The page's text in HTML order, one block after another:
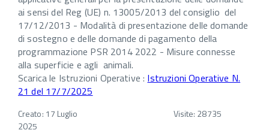
ai sensi del Reg (UE) n. 13005/2013 del consiglio del
17/12/2013 - Modalità di presentazione delle domande
di sostegno e delle domande di pagamento della
programmazione PSR 2014 2022 - Misure connesse
alla superficie e agli animali.
Scarica le Istruzioni Operative : Istruzioni Operative N.
21 del 17/7/2025
Creato: 17 Luglio
2025
Visite: 28735